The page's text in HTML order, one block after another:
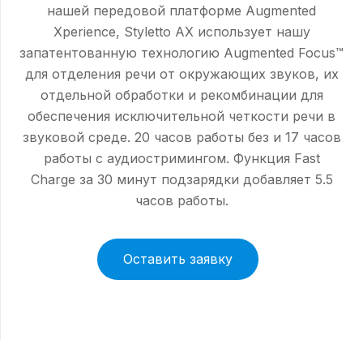
нашей передовой платформе Augmented
Xperience, Styletto AX использует нашу
запатентованную технологию Augmented Focus™
для отделения речи от окружающих звуков, их
отдельной обработки и рекомбинации для
обеспечения исключительной четкости речи в
звуковой среде. 20 часов работы без и 17 часов
работы с аудиостримингом. Функция Fast
Charge за 30 минут подзарядки добавляет 5.5
часов работы.
Оставить заявку